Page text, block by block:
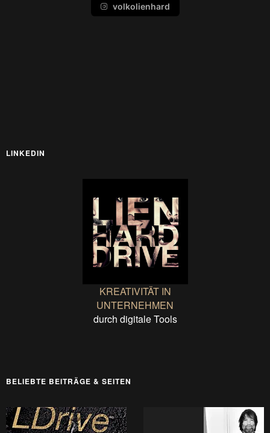
volkolienhard
LINKEDIN
KREATIVITÄT IN
UNTERNEHMEN
durch digitale Tools
BELIEBTE BEITRÄGE & SEITEN